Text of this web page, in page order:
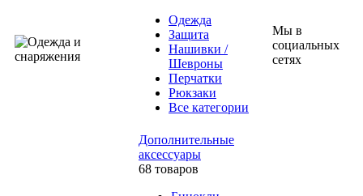
Одежда
Защита
Нашивки /
Шевроны
Перчатки
Рюкзаки
Все категории
Дополнительные
аксессуары
68 товаров
Мы в
социальных
сетях